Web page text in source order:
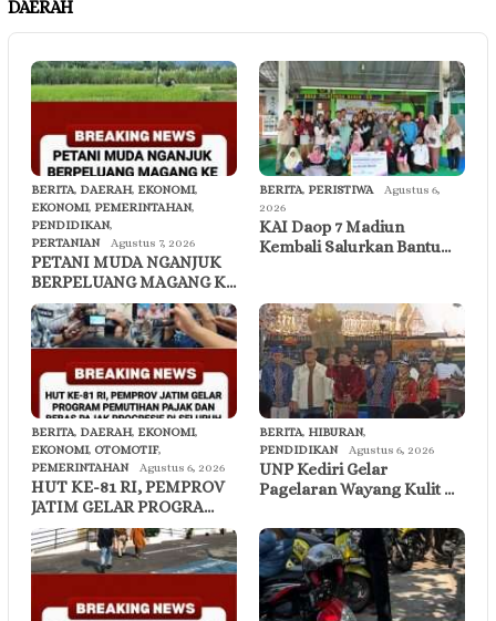
DAERAH
BERITA, DAERAH, EKONOMI,
EKONOMI, PEMERINTAHAN,
PENDIDIKAN,
PERTANIAN
Agustus 7, 2026
PETANI MUDA NGANJUK
BERPELUANG MAGANG K…
BERITA, PERISTIWA
Agustus 6,
2026
KAI Daop 7 Madiun
Kembali Salurkan Bantu…
BERITA, DAERAH, EKONOMI,
EKONOMI, OTOMOTIF,
PEMERINTAHAN
Agustus 6, 2026
HUT KE-81 RI, PEMPROV
JATIM GELAR PROGRA…
BERITA, HIBURAN,
PENDIDIKAN
Agustus 6, 2026
UNP Kediri Gelar
Pagelaran Wayang Kulit …